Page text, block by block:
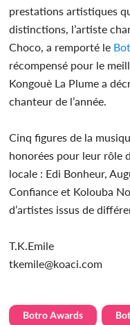
prestations artistiques
distinctions, l’artiste
Choco, a remporté le
récompensé pour le
Kongouè La Plume a
chanteur de l’année.
Cinq figures de la
honorées pour leur rôle
locale : Edi Bonheur,
Confiance et Kolouba
d’artistes issus de
T.K.Emile
tkemile@koaci.com
Botro Awards